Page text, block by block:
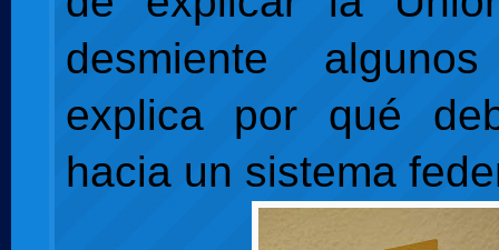
desmiente
explica por qué
hacia un sistema